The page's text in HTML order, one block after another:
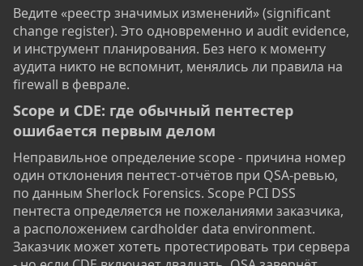
Ведите «реестр значимых изменений» (significant
change register). Это одновременно и audit evidence,
и инструмент планирования. Без него к моменту
аудита никто не вспомнит, менялись ли правила на
firewall в феврале.
Scope и CDE: где обычный пентестер
ошибается первым делом​
Неправильное определение scope - причина номер
один отклонения пентест-отчётов при QSA-ревью,
по данным Sherlock Forensics. Scope PCI DSS
пентеста определяется не пожеланиями заказчика,
а расположением cardholder data environment.
Заказчик может хотеть протестировать три сервера